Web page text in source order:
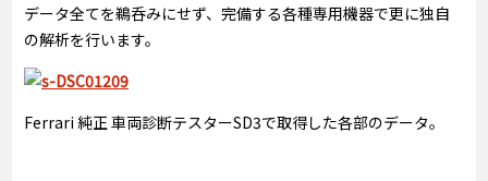
データ全てを鵜呑みにせず、完備する各種専用機器で更に独自
の解析を行います。
Ferrari 純正 車両診断テスターSD3で取得した各部のデータ。